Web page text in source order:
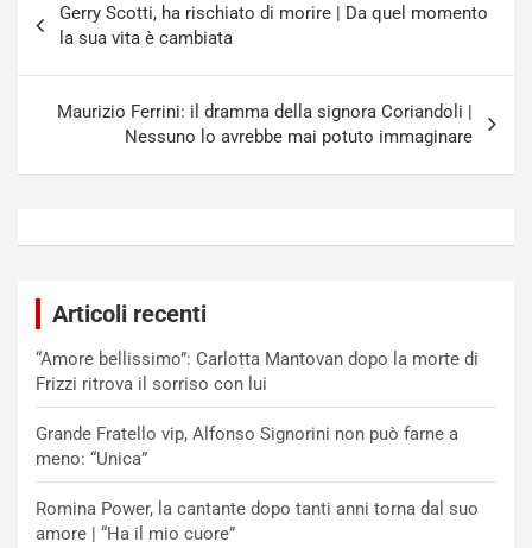
articoli
Gerry Scotti, ha rischiato di morire | Da quel momento
la sua vita è cambiata
Maurizio Ferrini: il dramma della signora Coriandoli |
Nessuno lo avrebbe mai potuto immaginare
Articoli recenti
“Amore bellissimo”: Carlotta Mantovan dopo la morte di
Frizzi ritrova il sorriso con lui
Grande Fratello vip, Alfonso Signorini non può farne a
meno: “Unica”
Romina Power, la cantante dopo tanti anni torna dal suo
amore | “Ha il mio cuore”